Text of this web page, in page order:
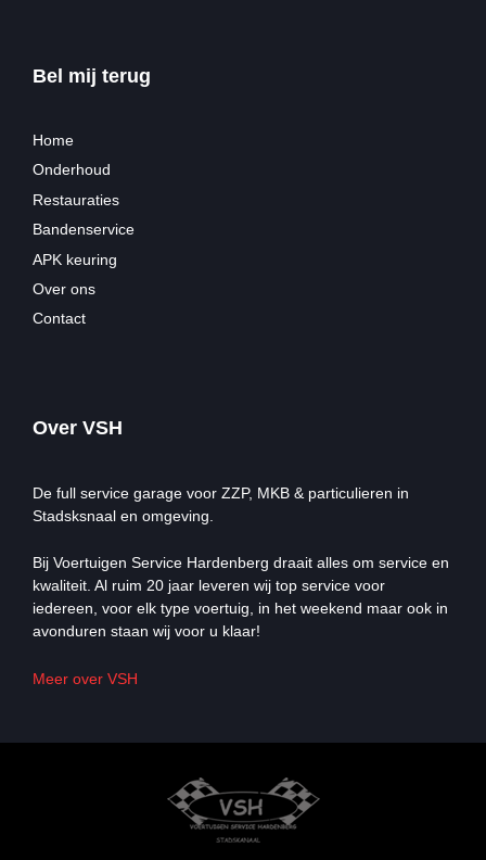
Bel mij terug
Home
Onderhoud
Restauraties
Bandenservice
APK keuring
Over ons
Contact
Over VSH
De full service garage voor ZZP, MKB & particulieren in
Stadsksnaal en omgeving.
Bij Voertuigen Service Hardenberg draait alles om service en
kwaliteit. Al ruim 20 jaar leveren wij top service voor
iedereen, voor elk type voertuig, in het weekend maar ook in
avonduren staan wij voor u klaar!
Meer over VSH